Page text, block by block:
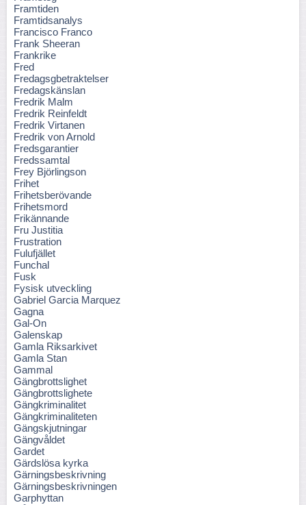
Framtiden
Framtidsanalys
Francisco Franco
Frank Sheeran
Frankrike
Fred
Fredagsgbetraktelser
Fredagskänslan
Fredrik Malm
Fredrik Reinfeldt
Fredrik Virtanen
Fredrik von Arnold
Fredsgarantier
Fredssamtal
Frey Björlingson
Frihet
Frihetsberövande
Frihetsmord
Frikännande
Fru Justitia
Frustration
Fulufjället
Funchal
Fusk
Fysisk utveckling
Gabriel Garcia Marquez
Gagna
Gal-On
Galenskap
Gamla Riksarkivet
Gamla Stan
Gammal
Gängbrottslighet
Gängbrottslighete
Gängkriminalitet
Gängkriminaliteten
Gängskjutningar
Gängvåldet
Gardet
Gärdslösa kyrka
Gärningsbeskrivning
Gärningsbeskrivningen
Garphyttan